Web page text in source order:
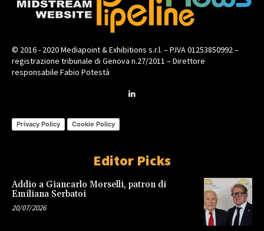
© 2016 - 2020 Mediapoint & Exhibitions s.r.l. – P.IVA 01253850992 –
registrazione tribunale di Genova n.27/2011 – Direttore
responsabile Fabio Potestà
Privacy Policy Cookie Policy
Editor Picks
Addio a Giancarlo Morselli, patron di
Emiliana Serbatoi
20/07/2026